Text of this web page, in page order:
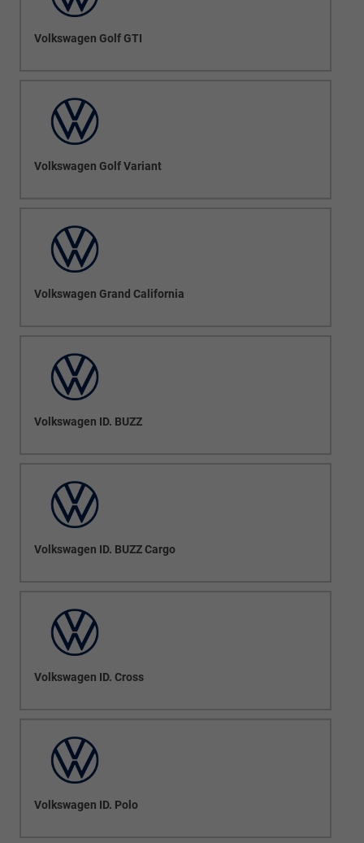
Volkswagen Golf GTI
Volkswagen Golf Variant
Volkswagen Grand California
Volkswagen ID. BUZZ
Volkswagen ID. BUZZ Cargo
Volkswagen ID. Cross
Volkswagen ID. Polo